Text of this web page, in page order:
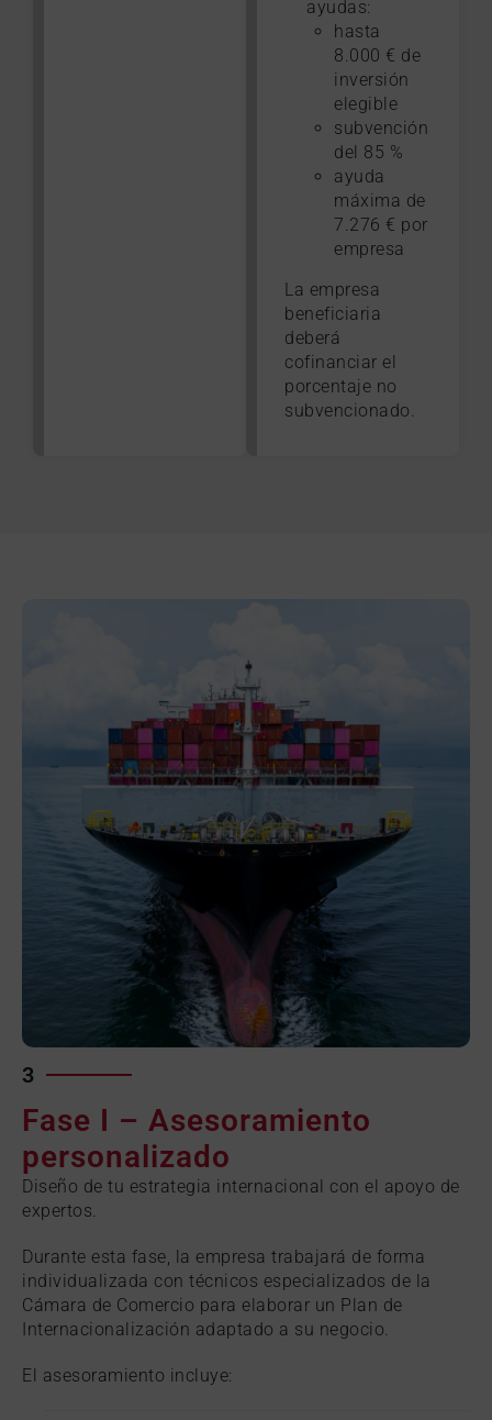
ayudas:
hasta
8.000 € de
inversión
elegible
subvención
del 85 %
ayuda
máxima de
7.276 € por
empresa
La empresa
beneficiaria
deberá
cofinanciar el
porcentaje no
subvencionado.
3
Fase I – Asesoramiento
personalizado
Diseño de tu estrategia internacional con el apoyo de
expertos.
Durante esta fase, la empresa trabajará de forma
individualizada con técnicos especializados de la
Cámara de Comercio para elaborar un Plan de
Internacionalización adaptado a su negocio.
El asesoramiento incluye: